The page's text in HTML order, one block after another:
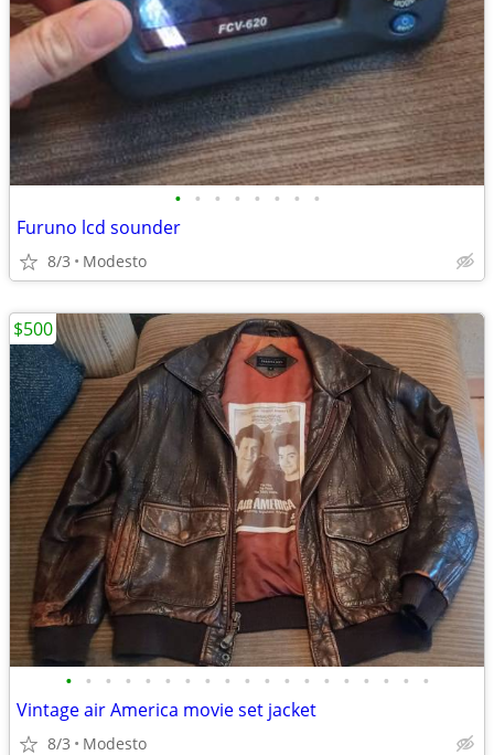
• • • • • • • •
Furuno lcd sounder
8/3 Modesto
• • • • • • • • • • • • • • • • • • •
Vintage air America movie set jacket
8/3 Modesto
$500